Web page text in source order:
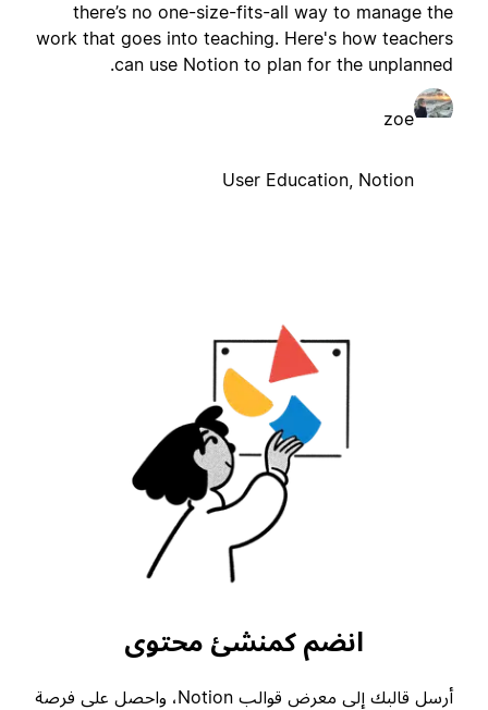
there’s no one-size-fits-all way to manage
work that goes into teaching. Here's how
can use Notion to plan for the
zoe
User Education, Notion
انضم كمنشئ محتوى
أرسل قالبك إلى معرض قوالب Notion، واحصل على فرصة